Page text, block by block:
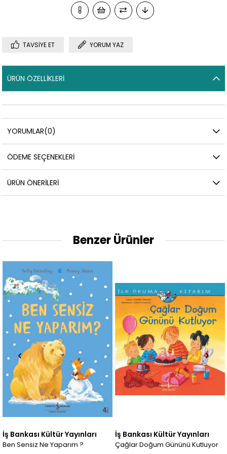
TAVSIYE ET YORUM YAZ
ÜRÜN ÖZELLIKLERI
YORUMLAR(0)
ÖDEME SEÇENEKLERI
ÜRÜN ÖNERILERI
Benzer Ürünler
İş Bankası Kültür Yayınları
Ben Sensiz Ne Yaparım ?
İş Bankası Kültür Yayınları
Çağlar Doğum Gününü Kutluyor